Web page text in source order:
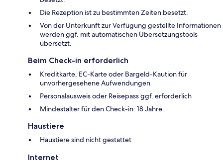
Die Rezeption ist zu bestimmten Zeiten besetzt.
Von der Unterkunft zur Verfügung gestellte Informationen
werden ggf. mit automatischen Übersetzungstools
übersetzt.
Beim Check-in erforderlich
Kreditkarte, EC-Karte oder Bargeld-Kaution für
unvorhergesehene Aufwendungen
Personalausweis oder Reisepass ggf. erforderlich
Mindestalter für den Check-in: 18 Jahre
Haustiere
Haustiere sind nicht gestattet
Internet